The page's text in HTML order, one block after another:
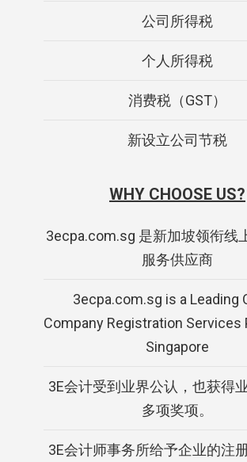
公司所得税
个人所得税
消费税（GST）
新设立公司节税
WHY CHOOSE US?
3ecpa.com.sg 是新加坡领衔线
服务供应商
3ecpa.com.sg is a Leading
Company Registration Services
Singapore
3E会计受到业界公认，也获得
多项奖项。
3E会计师事务所给予企业的注